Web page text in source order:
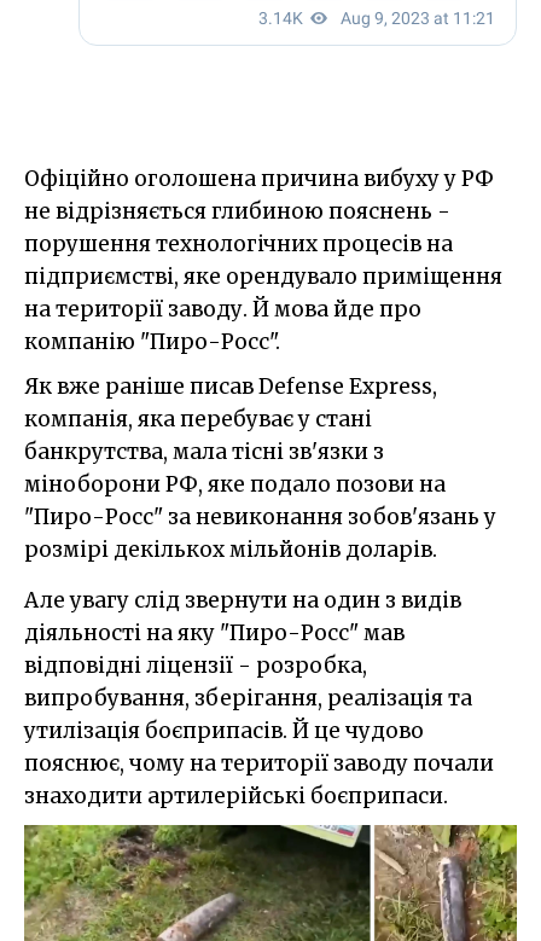
Офіційно оголошена причина вибуху у РФ
не відрізняється глибиною пояснень -
порушення технологічних процесів на
підприємстві, яке орендувало приміщення
на території заводу. Й мова йде про
компанію "Пиро-Росс".
Як вже раніше писав Defense Express,
компанія, яка перебуває у стані
банкрутства, мала тісні зв'язки з
міноборони РФ, яке подало позови на
"Пиро-Росс" за невиконання зобов'язань у
розмірі декількох мільйонів доларів.
Але увагу слід звернути на один з видів
діяльності на яку "Пиро-Росс" мав
відповідні ліцензії - розробка,
випробування, зберігання, реалізація та
утилізація боєприпасів. Й це чудово
пояснює, чому на території заводу почали
знаходити артилерійські боєприпаси.